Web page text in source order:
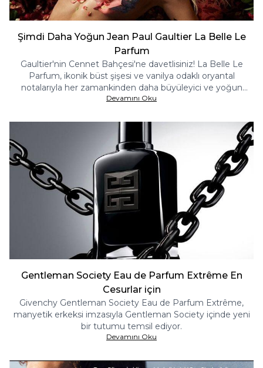
Şimdi Daha Yoğun Jean Paul Gaultier La Belle Le
Parfum
Gaultier'nin Cennet Bahçesi'ne davetlisiniz! La Belle Le
Parfum, ikonik büst şişesi ve vanilya odaklı oryantal
notalarıyla her zamankinden daha büyüleyici ve yoğun
kadın eau de parfum. Bu yeni cazibe eserini hemen
Devamını Oku
Gentleman Society Eau de Parfum Extrême En
Cesurlar için
Givenchy Gentleman Society Eau de Parfum Extrême,
manyetik erkeksi imzasıyla Gentleman Society içinde yeni
bir tutumu temsil ediyor.
Devamını Oku